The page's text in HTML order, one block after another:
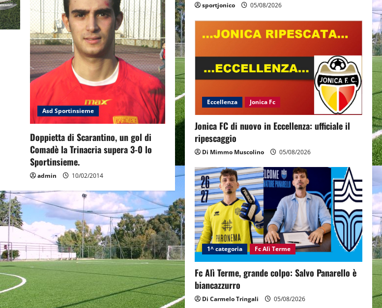
Asd Sportinsieme
Doppietta di Scarantino, un gol di
Comadè la Trinacria supera 3-0 lo
Sportinsieme.
admin 10/02/2014
sportjonico 05/08/2026
Eccellenza Jonica Fc
Jonica FC di nuovo in Eccellenza: ufficiale il
ripescaggio
Di Mimmo Muscolino 05/08/2026
1^ categoria Fc Alì Terme
Fc Alì Terme, grande colpo: Salvo Panarello è
biancazzurro
Di Carmelo Tringali 05/08/2026